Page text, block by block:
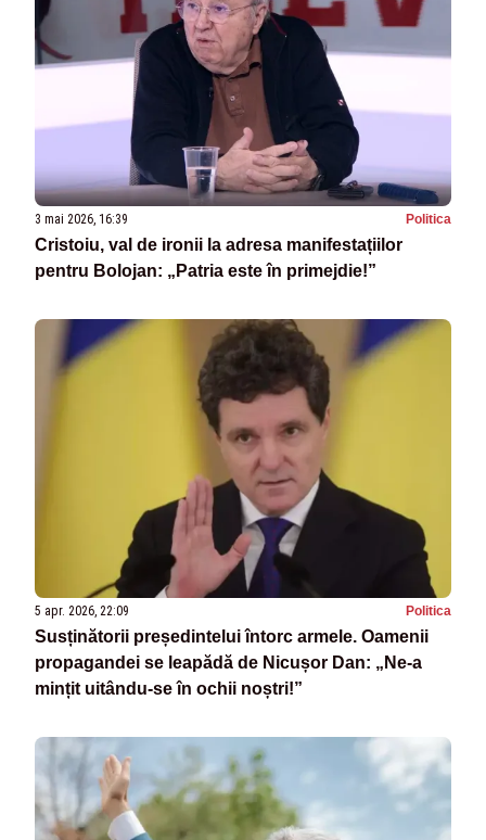
3 mai 2026, 16:39 Politica
Cristoiu, val de ironii la adresa manifestațiilor
pentru Bolojan: „Patria este în primejdie!”
5 apr. 2026, 22:09 Politica
Susținătorii președintelui întorc armele. Oamenii
propagandei se leapădă de Nicușor Dan: „Ne-a
mințit uitându-se în ochii noștri!”